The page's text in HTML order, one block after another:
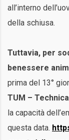
all’interno
della schiusa.
Tuttavia, per
benessere
prima del 13°
TUM –
la capacità
questa data.